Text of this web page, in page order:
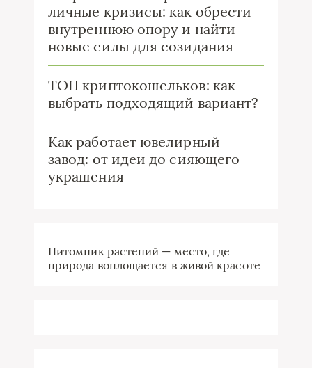
личные кризисы: как обрести
внутреннюю опору и найти
новые силы для созидания
ТОП криптокошельков: как
выбрать подходящий вариант?
Как работает ювелирный
завод: от идеи до сияющего
украшения
Питомник растений — место, где
природа воплощается в живой красоте